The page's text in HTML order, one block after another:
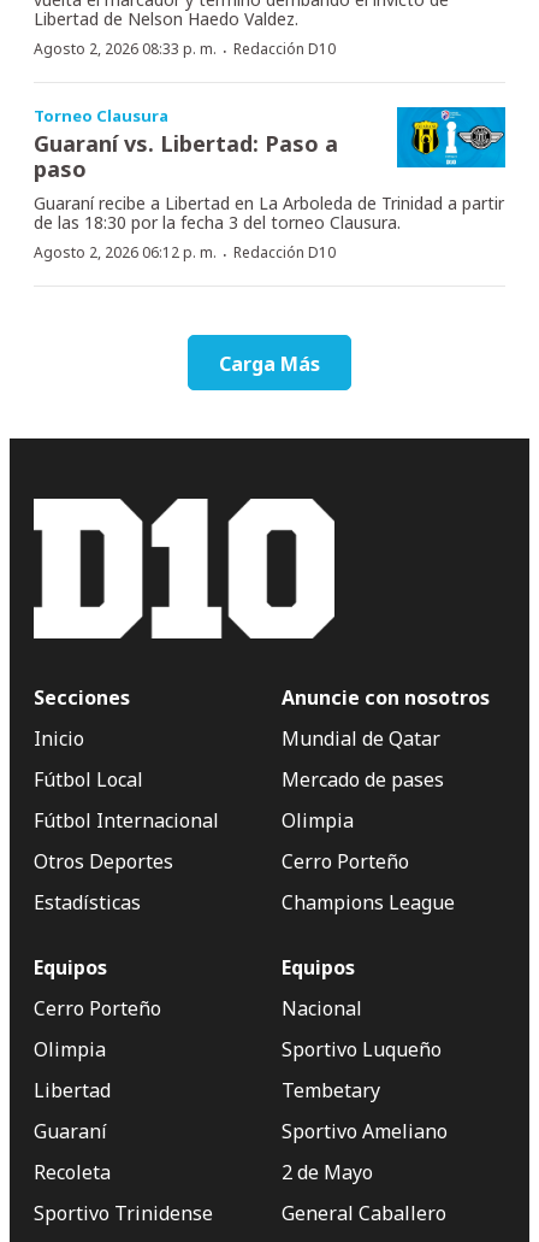
Libertad de Nelson Haedo Valdez.
Agosto 2, 2026 08:33 p. m. · Redacción D10
Torneo Clausura
Guaraní vs. Libertad: Paso a
paso
Guaraní recibe a Libertad en La Arboleda de Trinidad a partir
de las 18:30 por la fecha 3 del torneo Clausura.
Agosto 2, 2026 06:12 p. m. · Redacción D10
Carga Más
Secciones
Inicio
Fútbol Local
Fútbol Internacional
Otros Deportes
Estadísticas
Anuncie con nosotros
Mundial de Qatar
Mercado de pases
Olimpia
Cerro Porteño
Champions League
Equipos
Cerro Porteño
Olimpia
Libertad
Guaraní
Recoleta
Sportivo Trinidense
Equipos
Nacional
Sportivo Luqueño
Tembetary
Sportivo Ameliano
2 de Mayo
General Caballero